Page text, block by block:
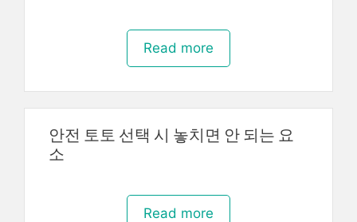
Read more
안전 토토 선택 시 놓치면 안 되는 요
소
Read more